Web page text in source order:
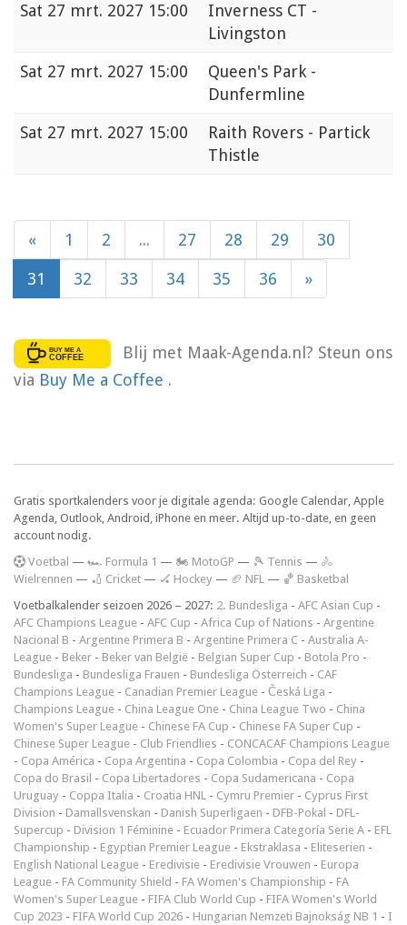
Sat 27 mrt. 2027 15:00
Inverness CT -
Livingston
Sat 27 mrt. 2027 15:00
Queen's Park -
Dunfermline
Sat 27 mrt. 2027 15:00
Raith Rovers - Partick
Thistle
« 1 2 ... 27 28 29 30
31 32 33 34 35 36 »
Blij met Maak-Agenda.nl? Steun ons
via Buy Me a Coffee .
Gratis sportkalenders voor je digitale agenda: Google Calendar, Apple
Agenda, Outlook, Android, iPhone en meer. Altijd up-to-date, en geen
account nodig.
Voetbal — 🏎️ Formula 1 — 🏍 MotoGP — 🎾 Tennis — 🚴
Wielrennen — 🏏 Cricket — 🏑 Hockey — 🏈 NFL — 🏀 Basketbal
Voetbalkalender seizoen 2026 – 2027: 2. Bundesliga - AFC Asian Cup -
AFC Champions League - AFC Cup - Africa Cup of Nations - Argentine
Nacional B - Argentine Primera B - Argentine Primera C - Australia A-
League - Beker - Beker van België - Belgian Super Cup - Botola Pro -
Bundesliga - Bundesliga Frauen - Bundesliga Österreich - CAF
Champions League - Canadian Premier League - Česká Liga -
Champions League - China League One - China League Two - China
Women's Super League - Chinese FA Cup - Chinese FA Super Cup -
Chinese Super League - Club Friendlies - CONCACAF Champions League
- Copa América - Copa Argentina - Copa Colombia - Copa del Rey -
Copa do Brasil - Copa Libertadores - Copa Sudamericana - Copa
Uruguay - Coppa Italia - Croatia HNL - Cymru Premier - Cyprus First
Division - Damallsvenskan - Danish Superligaen - DFB-Pokal - DFL-
Supercup - Division 1 Féminine - Ecuador Primera Categoría Serie A - EFL
Championship - Egyptian Premier League - Ekstraklasa - Eliteserien -
English National League - Eredivisie - Eredivisie Vrouwen - Europa
League - FA Community Shield - FA Women's Championship - FA
Women's Super League - FIFA Club World Cup - FIFA Women's World
Cup 2023 - FIFA World Cup 2026 - Hungarian Nemzeti Bajnokság NB 1 - I